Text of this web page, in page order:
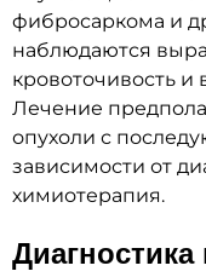
фибросаркома и
наблюдаются
кровоточивость и
Лечение
опухоли с
зависимости от
химиотерапия.
Диагностика